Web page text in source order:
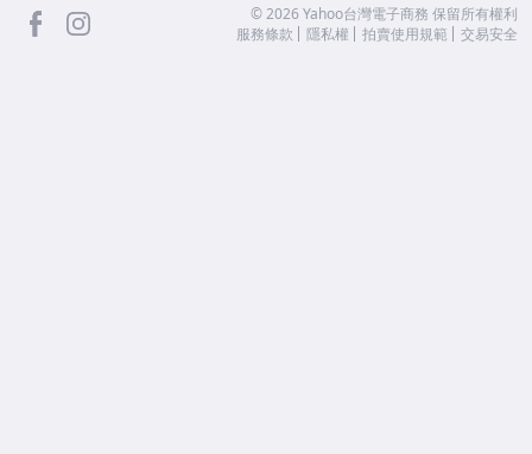
facebook ©2026 Yahoo台灣電子商務 保留所有權利
服務條款
隱私權 拍賣使用規範 交易安全